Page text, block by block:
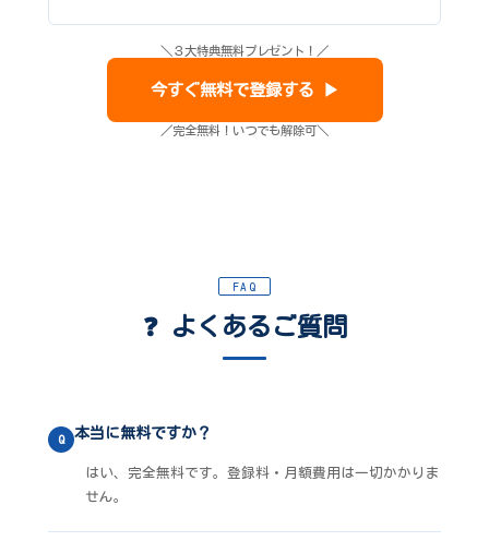
＼３大特典無料プレゼント！／
今すぐ無料で登録する ▶
／完全無料！いつでも解除可＼
FAQ
❓ よくあるご質問
Q 本当に無料ですか？
はい、完全無料です。登録料・月額費用は一切かかりま
せん。